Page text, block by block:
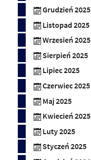
Grudzień 2025
Listopad 2025
Wrzesień 2025
Sierpień 2025
Lipiec 2025
Czerwiec 2025
Maj 2025
Kwiecień 2025
Luty 2025
Styczeń 2025